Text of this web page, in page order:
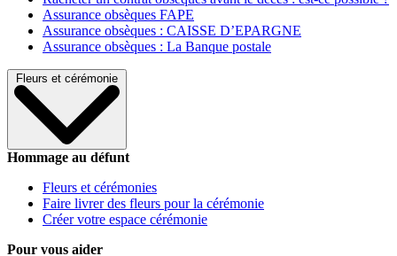
Assurance obsèques FAPE
Assurance obsèques : CAISSE D’EPARGNE
Assurance obsèques : La Banque postale
Fleurs et cérémonie
Hommage au défunt
Fleurs et cérémonies
Faire livrer des fleurs pour la cérémonie
Créer votre espace cérémonie
Pour vous aider